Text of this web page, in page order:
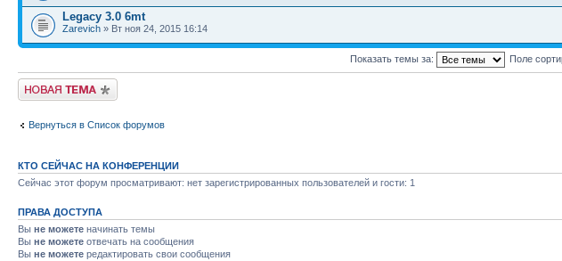
Legacy 3.0 6mt
Zarevich » Вт ноя 24, 2015 16:14
Показать темы за: Поле
Новая тема
Вернуться в Список форумов
КТО СЕЙЧАС НА КОНФЕРЕНЦИИ
Сейчас этот форум просматривают: нет зарегистрированных пользователей и гости: 1
ПРАВА ДОСТУПА
Вы не можете начинать темы
Вы не можете отвечать на сообщения
Вы не можете редактировать свои сообщения